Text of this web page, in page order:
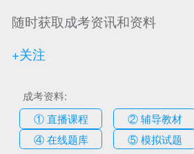
随时获取成考资讯和资料
+关注
成考资料:
① 直播课程
② 辅导教材
④ 在线题库
⑤ 模拟试题